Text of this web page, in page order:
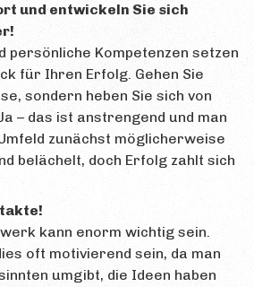
und entwickeln Sie sich
persönliche Kompetenzen setzen
für Ihren Erfolg. Gehen Sie
sondern heben Sie sich von
– das ist anstrengend und man
zunächst möglicherweise
belächelt, doch Erfolg zahlt sich
kann enorm wichtig sein.
oft motivierend sein, da man
umgibt, die Ideen haben